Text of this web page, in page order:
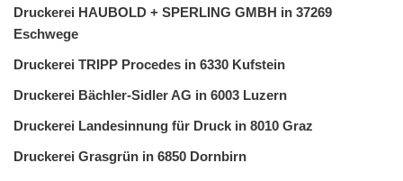
Druckerei HAUBOLD + SPERLING GMBH in 37269
Eschwege
Druckerei TRIPP Procedes in 6330 Kufstein
Druckerei Bächler-Sidler AG in 6003 Luzern
Druckerei Landesinnung für Druck in 8010 Graz
Druckerei Grasgrün in 6850 Dornbirn